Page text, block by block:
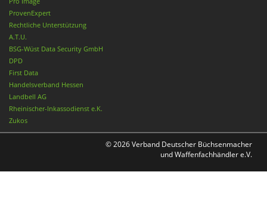
ProvenExpert
Rechtliche Unterstützung
A.T.U.
BSG-Wüst Data Security GmbH
DPD
First Data
Handelsverband Hessen
Landbell AG
Rheinischer-Inkassodienst e.K.
Zukos
© 2026 Verband Deutscher Büchsenmacher
und Waffenfachhändler e.V.